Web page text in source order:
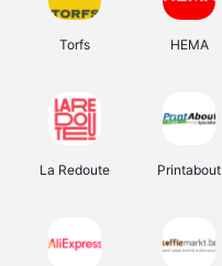
Torfs HEMA
La Redoute Printabout